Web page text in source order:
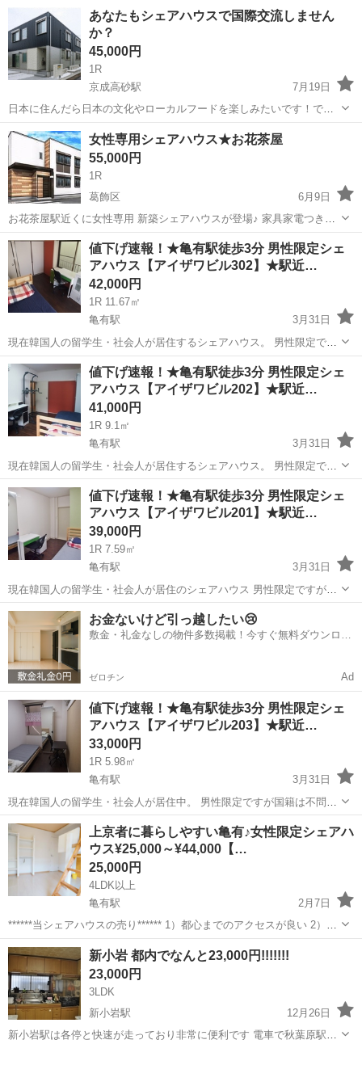
～39才 ・共益費には水光熱費・消耗品(トイレットペーパ...
シェアハウス 初期
あなたもシェアハウスで国際交流しません
か？
45,000円
1R
京成高砂駅
7月19日
日本に住んだら日本の文化やローカルフードを楽しみたいです！で
も、いろいろな不安もあります。 「知らない人がいるのが不安」 「プ
ライバシーは守られるの？」 「他の人と仲良くできるかな」 「どこの
シェアハウスが良いか分かりませ...
東京 葛飾区 京成高砂駅 シェアハウス
女性専用シェアハウス★お花茶屋
55,000円
1R
葛飾区
6月9日
お花茶屋駅近くに女性専用 新築シェアハウスが登場♪ 家具家電つき、
特典多数！ 共益費に水道光熱費やWi-Fi利用料を含みます。 東京都内
で格安物件をお探しの方にもおすすめ。 新築ならではの綺麗で、お洒
落な個室空間...
東京 葛飾区 シェアハウス 格安
値下げ速報！★亀有駅徒歩3分 男性限定シェ
アハウス【アイザワビル302】★駅近…
42,000円
1R 11.67㎡
亀有駅
3月31日
現在韓国人の留学生・社会人が居住するシェアハウス。 男性限定です
が国籍は不問。 国際的な環境を求める日本人の方にもおススメです！
鉄骨３階建 昭和５６年１０月築 １階は韓国焼肉やさん「焼肉に
こにく」 ２～３...
東京 葛飾区 亀有駅 シェアハウス 韓国人
値下げ速報！★亀有駅徒歩3分 男性限定シェ
アハウス【アイザワビル202】★駅近…
41,000円
1R 9.1㎡
亀有駅
3月31日
現在韓国人の留学生・社会人が居住するシェアハウス。 男性限定です
が国籍は不問。 国際的な環境を求める日本人の方にもおススメです！
鉄骨３階建 昭和５６年１０月築 １階は韓国焼肉やさん「焼肉に
こにく」 ２～３...
東京 葛飾区 亀有駅 シェアハウス
値下げ速報！★亀有駅徒歩3分 男性限定シェ
アハウス【アイザワビル201】★駅近…
39,000円
1R 7.59㎡
亀有駅
3月31日
現在韓国人の留学生・社会人が居住のシェアハウス 男性限定ですが国
籍は不問。 国際的な環境を求める日本人の方にもおススメです！ 鉄骨
３階建 昭和５６年１０月築 １階は韓国焼肉やさん「焼肉にこに
く」 ２～３階 ...
東京 葛飾区 亀有駅 シェアハウス 韓国人
お金ないけど引っ越したい😢
敷金・礼金なしの物件多数掲載！今すぐ無料ダウンロー
ゼロチン Ad
値下げ速報！★亀有駅徒歩3分 男性限定シェ
アハウス【アイザワビル203】★駅近…
33,000円
1R 5.98㎡
亀有駅
3月31日
現在韓国人の留学生・社会人が居住中。 男性限定ですが国籍は不問で
す。 国際的な環境を求める日本人の方にもおススメです！ 鉄骨３階
建 昭和５６年１０月築 １階は韓国焼肉やさん「焼肉にこにく」
２～３階 シェア...
東京 葛飾区 亀有駅 シェアハウス 韓国人
上京者に暮らしやすい亀有♪女性限定シェアハ
ウス¥25,000～¥44,000【…
25,000円
4LDK以上
亀有駅
2月7日
******当シェアハウスの売り****** 1）都心までのアクセスが良い 2）シ
ョッピングモールが亀有駅そばにある 3）駅前商店街が栄えていて、
買い物が便利 ****************************...
東京 葛飾区 亀有駅 シェアハウス
新小岩 都内でなんと23,000円!!!!!!!
23,000円
3LDK
新小岩駅
12月26日
新小岩駅は各停と快速が走っており非常に便利です 電車で秋葉原駅ま